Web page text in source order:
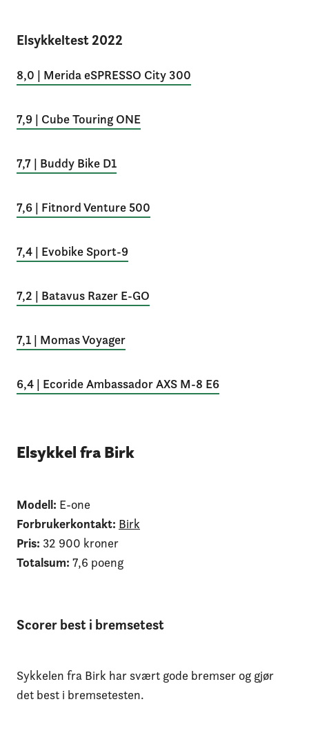
Elsykkeltest 2022
8,0 | Merida eSPRESSO City 300
7,9 | Cube Touring ONE
7,7 | Buddy Bike D1
7,6 | Fitnord Venture 500
7,4 | Evobike Sport-9
7,2 | Batavus Razer E-GO
7,1 | Momas Voyager
6,4 | Ecoride Ambassador AXS M-8 E6
Elsykkel fra Birk
Modell: E-one
Forbrukerkontakt: Birk
Pris: 32 900 kroner
Totalsum: 7,6 poeng
Scorer best i bremsetest
Sykkelen fra Birk har svært gode bremser og gjør
det best i bremsetesten.